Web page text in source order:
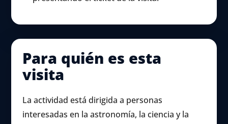
Para quién es esta
visita
La actividad está dirigida a personas
interesadas en la astronomía, la ciencia y la